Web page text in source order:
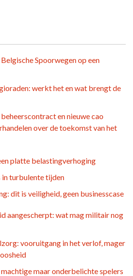
Spoorwegen op een
werkt het en wat brengt de
en nieuwe cao
over de toekomst van het
platte belastingverhoging
in turbulente tijden
dit is veiligheid, geen businesscase
aangescherpt: wat mag militair nog
vooruitgang in het verlof, mager
maar onderbelichte spelers